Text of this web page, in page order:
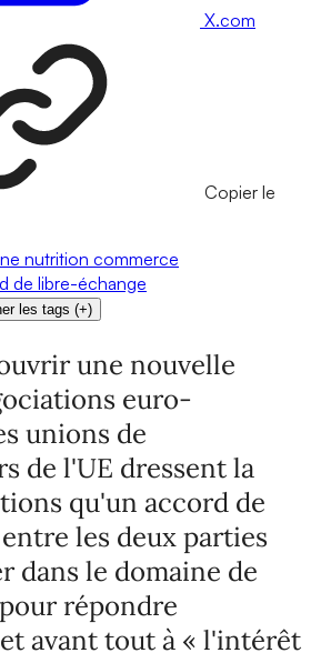
X.com
Copier le
nutrition commerce
de libre-échange
les tags (+)
une nouvelle
euro-
unions de
de l'UE dressent la
qu'un accord de
les deux parties
dans le domaine de
répondre
avant tout à « l'intérêt